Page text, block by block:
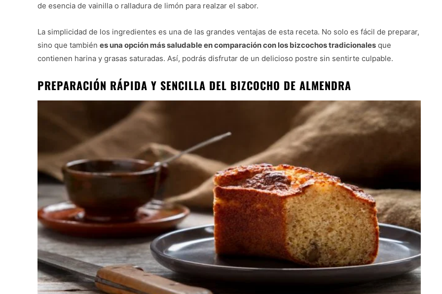
de esencia de vainilla o ralladura de limón para realzar el sabor.
La simplicidad de los ingredientes es una de las grandes ventajas de esta receta. No solo es fácil de preparar,
sino que también es una opción más saludable en comparación con los bizcochos tradicionales que
contienen harina y grasas saturadas. Así, podrás disfrutar de un delicioso postre sin sentirte culpable.
PREPARACIÓN RÁPIDA Y SENCILLA DEL BIZCOCHO DE ALMENDRA